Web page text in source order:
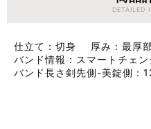
DETAILED
仕立て 切身 厚み
最厚
バンド情報
スマートチェン
バンド長さ剣先側-美錠側